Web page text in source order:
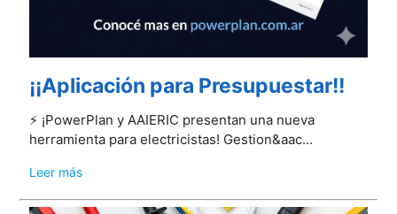
¡¡Aplicación para Presupuestar!!
⚡️ ¡PowerPlan y AAIERIC presentan una nueva
herramienta para electricistas! Gestion&aac...
Leer más